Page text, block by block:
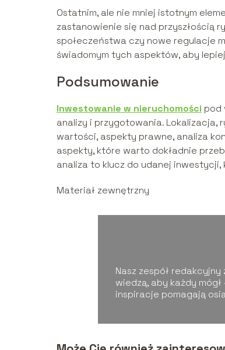
Ostatnim, ale nie mniej istotnym
zastanowienie się nad przyszłością
społeczeństwa czy nowe regulacje
świadomym tych aspektów, aby
Podsumowanie
Inwestowanie w nieruchomości pod
analizy i przygotowania. Lokalizacja,
wartości, aspekty prawne, analiza
aspekty, które warto dokładnie
analiza to klucz do udanej
Materiał zewnętrzny
Nasz zespół
wiedzą, aby każdy
inspiracje pomagają